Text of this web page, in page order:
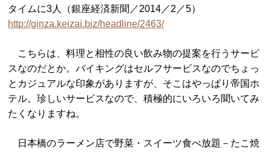
タイムに3人（銀座経済新聞／2014／2／5）
http://ginza.keizai.biz/headline/2463/
こちらは、料理と相性の良い飲み物の提案を行うサービ
スなのだとか。バイキングはセルフサービスなのでちょっ
とカジュアルな印象がありますが、そこはやっぱり帝国ホ
テル。珍しいサービスなので、積極的にいろいろ聞いてみ
たくなりますね。
日本橋のラーメン店で野菜・スイーツ食べ放題－たこ焼